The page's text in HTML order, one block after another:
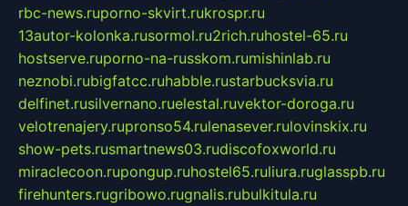
rbc-news.ruporno-skvirt.rukrospr.ru
13autor-kolonka.rusormol.ru2rich.ruhostel-65.ru
hostserve.ruporno-na-russkom.rumishinlab.ru
neznobi.rubigfatcc.ruhabble.rustarbucksvia.ru
delfinet.rusilvernano.ruelestal.ruvektor-doroga.ru
velotrenajery.rupronso54.rulenasever.rulovinskix.ru
show-pets.rusmartnews03.rudiscofoxworld.ru
miraclecoon.rupongup.ruhostel65.ruliura.ruglasspb.ru
firehunters.rugribowo.rugnalis.rubulkitula.ru